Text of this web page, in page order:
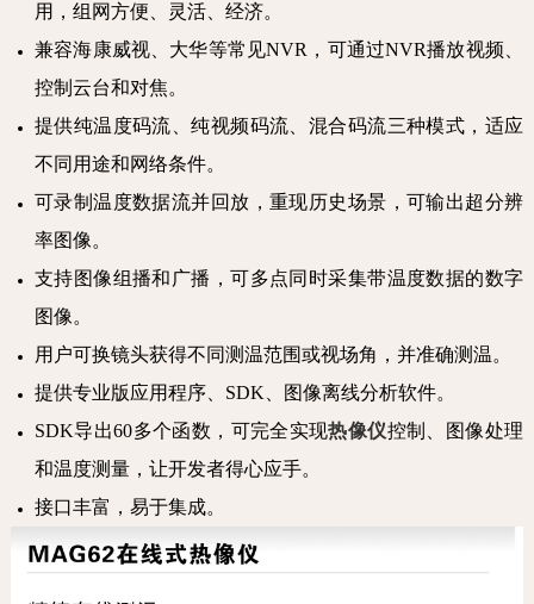
用，组网方便、灵活、经济。
兼容海康威视、大华等常见NVR，可通过NVR播放视频、
控制云台和对焦。
提供纯温度码流、纯视频码流、混合码流三种模式，适应
不同用途和网络条件。
可录制温度数据流并回放，重现历史场景，可输出超分辨
率图像。
支持图像组播和广播，可多点同时采集带温度数据的数字
图像。
用户可换镜头获得不同测温范围或视场角，并准确测温。
提供专业版应用程序、SDK、图像离线分析软件。
SDK导出60多个函数，可完全实现热像仪控制、图像处理
和温度测量，让开发者得心应手。
接口丰富，易于集成。